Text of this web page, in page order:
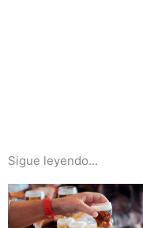
Sigue leyendo...